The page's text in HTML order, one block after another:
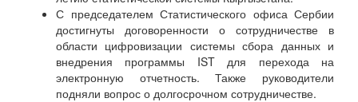
С председателем Статистического офиса Сербии
достигнуты договоренности о сотрудничестве в
области цифровизации системы сбора данных и
внедрения программы IST для перехода на
электронную отчетность. Также руководители
подняли вопрос о долгосрочном сотрудничестве.